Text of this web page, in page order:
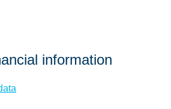
information